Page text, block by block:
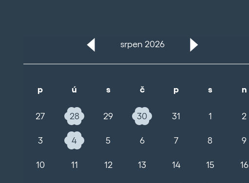
srpen 2026
p ú s č p s n
27 28 29 30 31 1 2
3 4 5 6 7 8 9
10 11 12 13 14 15 16